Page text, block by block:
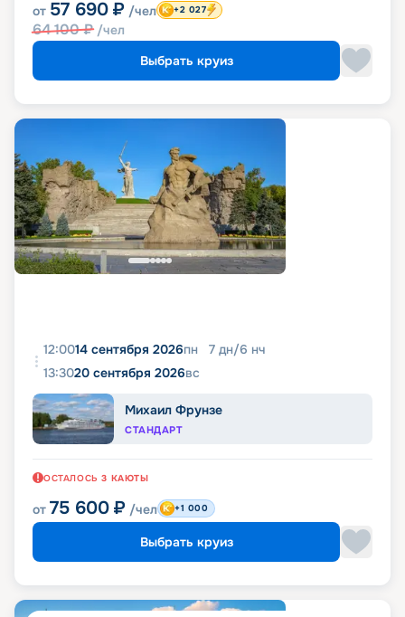
от 57 690 ₽ /чел
64 100₽ /чел
+2 027
Выбрать круиз
12:0014 сентября 2026пн 7 дн/6 нч
13:3020 сентября 2026вс
Михаил Фрунзе
СТАНДАРТ
ОСТАЛОСЬ 3 КАЮТЫ
от 75 600 ₽ /чел +1 000
Выбрать круиз